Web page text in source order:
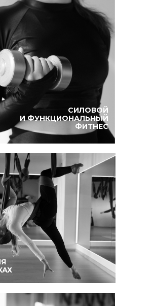
СИЛОВОЙ
И ФУНКЦИОНАЛЬНЫЙ
ФИТНЕС